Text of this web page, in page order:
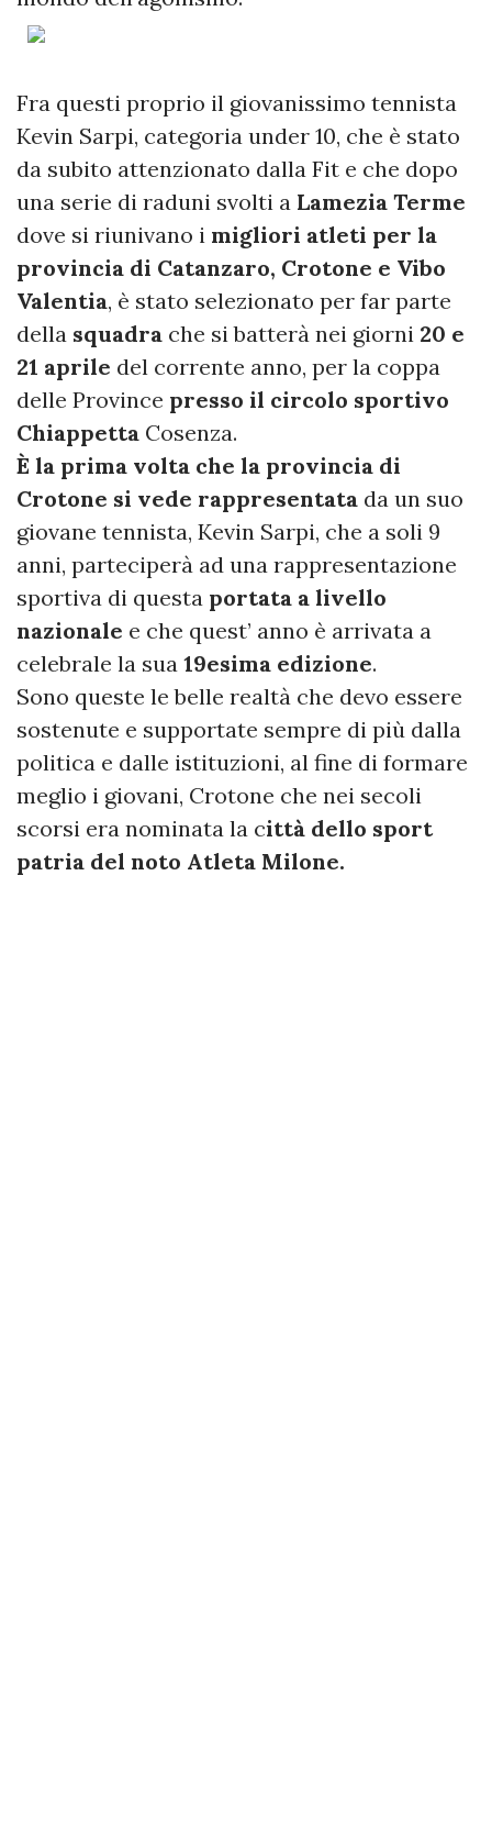
Fra questi proprio il giovanissimo tennista
Kevin Sarpi, categoria under 10, che è stato
da subito attenzionato dalla Fit e che dopo
una serie di raduni svolti a Lamezia Terme
dove si riunivano i migliori atleti per la
provincia di Catanzaro, Crotone e Vibo
Valentia, è stato selezionato per far parte
della squadra che si batterà nei giorni 20 e
21 aprile del corrente anno, per la coppa
delle Province presso il circolo sportivo
Chiappetta Cosenza.
È la prima volta che la provincia di
Crotone si vede rappresentata da un suo
giovane tennista, Kevin Sarpi, che a soli 9
anni, parteciperà ad una rappresentazione
sportiva di questa portata a livello
nazionale e che quest’ anno è arrivata a
celebrale la sua 19esima edizione.
Sono queste le belle realtà che devo essere
sostenute e supportate sempre di più dalla
politica e dalle istituzioni, al fine di formare
meglio i giovani, Crotone che nei secoli
scorsi era nominata la città dello sport
patria del noto Atleta Milone.